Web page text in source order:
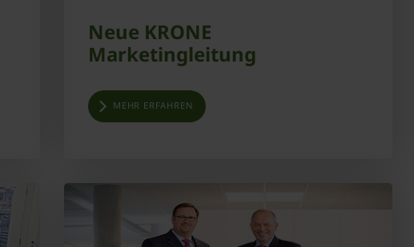
Neue KRONE
Marketingleitung
MEHR ERFAHREN